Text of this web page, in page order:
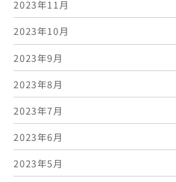
2023年11月
2023年10月
2023年9月
2023年8月
2023年7月
2023年6月
2023年5月